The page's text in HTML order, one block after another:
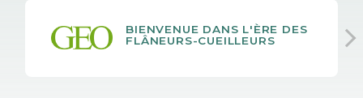
BIENVENUE DANS L'ÈRE DES
FLÂNEURS-CUEILLEURS